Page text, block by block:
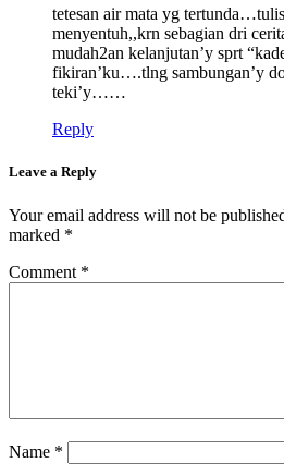
tetesan air mata yg
menyentuh,,krn sebagian dri
mudah2an kelanjutan’y sprt
fikiran’ku….tlng sambungan’y
teki’y……
Reply
Leave a Reply
Your email address will not be
marked *
Comment *
Name *